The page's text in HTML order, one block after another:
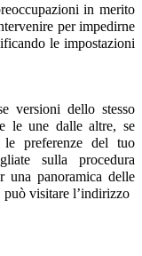
in merito
per impedirne
le impostazioni
versioni dello stesso
le une dalle altre, se
le preferenze del tuo
sulla procedura
una panoramica delle
visitare l’indirizzo